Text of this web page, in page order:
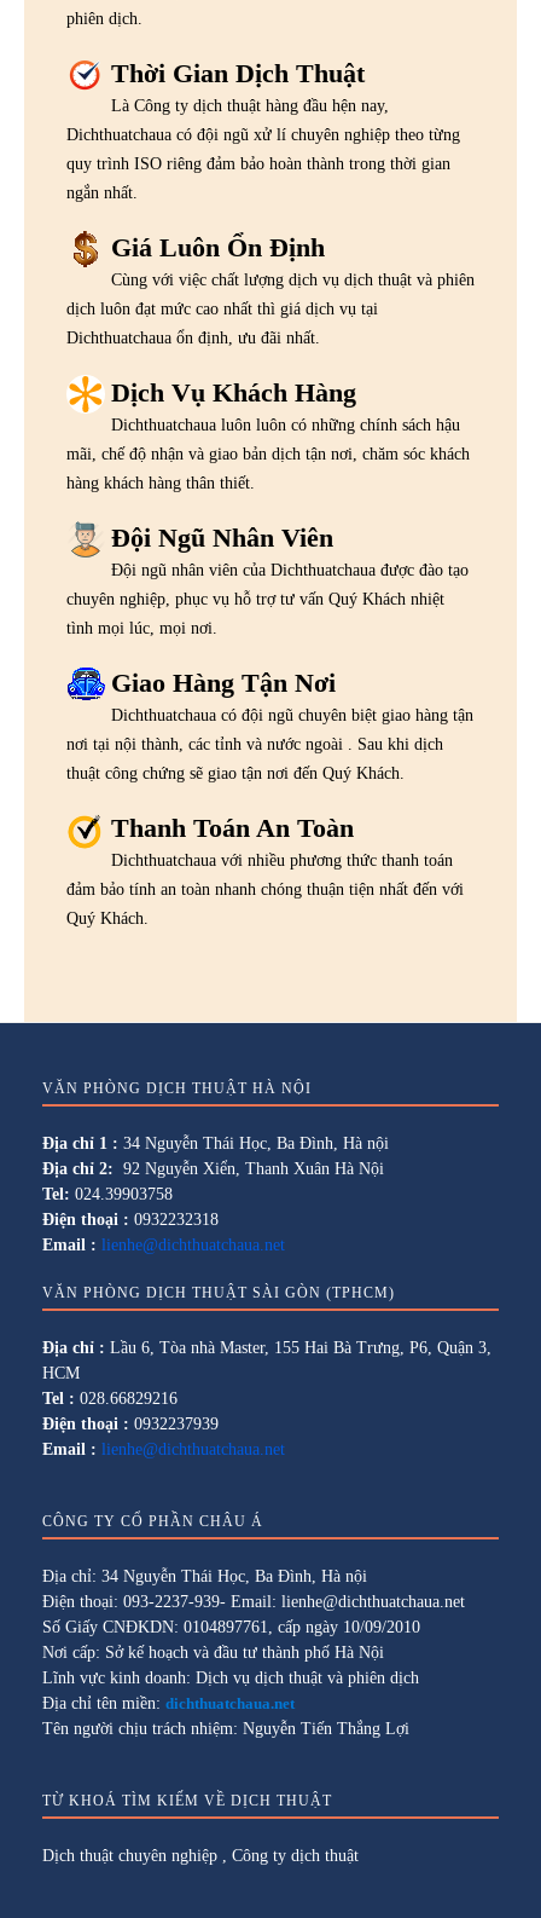
phiên dịch.
Thời Gian Dịch Thuật
Là Công ty dịch thuật hàng đầu hện nay,
Dichthuatchaua có đội ngũ xử lí chuyên nghiệp theo từng
quy trình ISO riêng đảm bảo hoàn thành trong thời gian
ngắn nhất.
Giá Luôn Ổn Định
Cùng với việc chất lượng dịch vụ dịch thuật và phiên
dịch luôn đạt mức cao nhất thì giá dịch vụ tại
Dichthuatchaua ổn định, ưu đãi nhất.
Dịch Vụ Khách Hàng
Dichthuatchaua luôn luôn có những chính sách hậu
mãi, chế độ nhận và giao bản dịch tận nơi, chăm sóc khách
hàng khách hàng thân thiết.
Đội Ngũ Nhân Viên
Đội ngũ nhân viên của Dichthuatchaua được đào tạo
chuyên nghiệp, phục vụ hỗ trợ tư vấn Quý Khách nhiệt
tình mọi lúc, mọi nơi.
Giao Hàng Tận Nơi
Dichthuatchaua có đội ngũ chuyên biệt giao hàng tận
nơi tại nội thành, các tỉnh và nước ngoài . Sau khi dịch
thuật công chứng sẽ giao tận nơi đến Quý Khách.
Thanh Toán An Toàn
Dichthuatchaua với nhiều phương thức thanh toán
đảm bảo tính an toàn nhanh chóng thuận tiện nhất đến với
Quý Khách.
VĂN PHÒNG DỊCH THUẬT HÀ NỘI
Địa chỉ 1 : 34 Nguyễn Thái Học, Ba Đình, Hà nội
Địa chỉ 2: 92 Nguyễn Xiển, Thanh Xuân Hà Nội
Tel: 024.39903758
Điện thoại : 0932232318
Email : lienhe@dichthuatchaua.net
VĂN PHÒNG DỊCH THUẬT SÀI GÒN (TPHCM)
Địa chỉ : Lầu 6, Tòa nhà Master, 155 Hai Bà Trưng, P6, Quận 3,
HCM
Tel : 028.66829216
Điện thoại : 0932237939
Email : lienhe@dichthuatchaua.net
CÔNG TY CỔ PHẦN CHÂU Á
Địa chỉ: 34 Nguyễn Thái Học, Ba Đình, Hà nội
Điện thoại: 093-2237-939- Email: lienhe@dichthuatchaua.net
Số Giấy CNĐKDN: 0104897761, cấp ngày 10/09/2010
Nơi cấp: Sở kế hoạch và đầu tư thành phố Hà Nội
Lĩnh vực kinh doanh: Dịch vụ dịch thuật và phiên dịch
Địa chỉ tên miền: dichthuatchaua.net
Tên người chịu trách nhiệm: Nguyễn Tiến Thắng Lợi
TỪ KHOÁ TÌM KIẾM VỀ DỊCH THUẬT
Dịch thuật chuyên nghiệp , Công ty dịch thuật